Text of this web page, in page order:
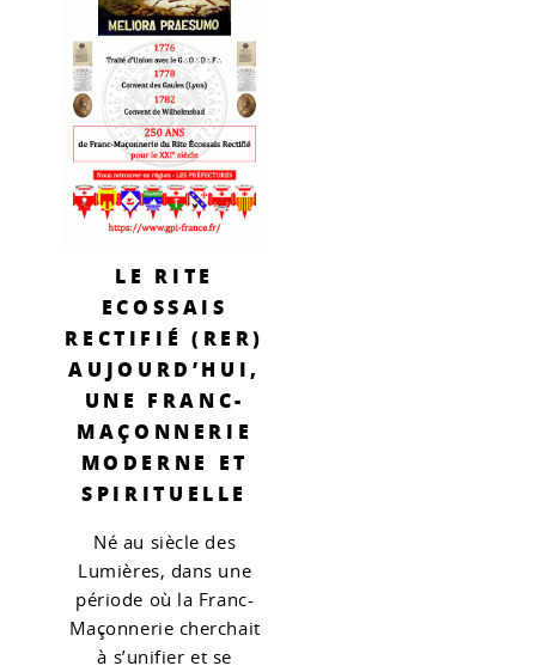
LE RITE
ECOSSAIS
RECTIFIÉ (RER)
AUJOURD’HUI,
UNE FRANC-
MAÇONNERIE
MODERNE ET
SPIRITUELLE
Né au siècle des
Lumières, dans une
période où la Franc-
Maçonnerie cherchait
à s’unifier et se